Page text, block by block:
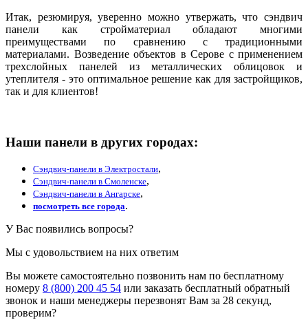
Итак, резюмируя, уверенно можно утвержать, что сэндвич
панели как стройматериал обладают многими
преимуществами по сравнению с традиционными
материалами. Возведение объектов в Серове с применением
трехслойных панелей из металлических облицовок и
утеплителя - это оптимальное решение как для застройщиков,
так и для клиентов!
Наши панели в других городах:
Сэндвич-панели в Электростали,
Сэндвич-панели в Смоленске,
Сэндвич-панели в Ангарске,
посмотреть все города.
У Вас появились вопросы?
Мы с удовольствием на них ответим
Вы можете самостоятельно позвонить нам по бесплатному
номеру 8 (800) 200 45 54 или заказать бесплатный обратный
звонок и наши менеджеры перезвонят Вам за 28 секунд,
проверим?